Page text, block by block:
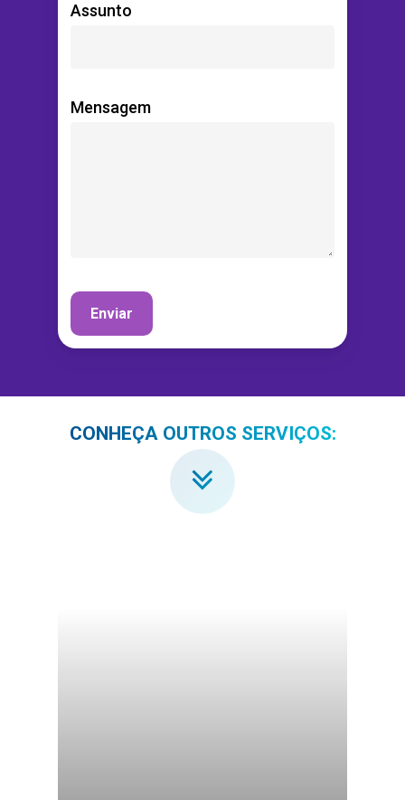
Assunto
Mensagem
CONHEÇA OUTROS SERVIÇOS: